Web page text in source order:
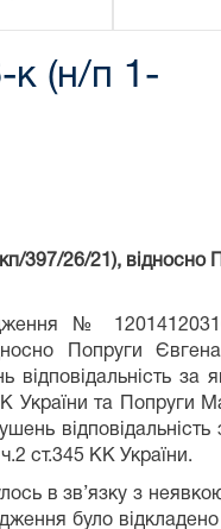
(н/п 1-
397/26/21), відносно
№
Попруги
за
України та Попруги
відповідальність
ст.345 КК України.
в зв’язку з
було